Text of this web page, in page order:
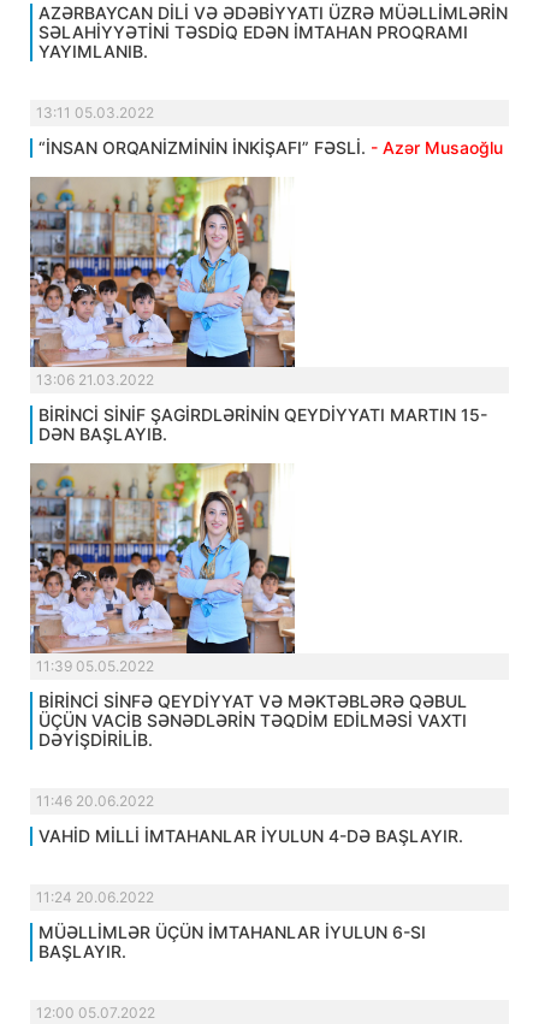
AZƏRBAYCAN DİLİ VƏ ƏDƏBİYYATI ÜZRƏ MÜƏLLİMLƏRİN
SƏLAHİYYƏTİNİ TƏSDİQ EDƏN İMTAHAN PROQRAMI
YAYIMLANIB.
13:11 05.03.2022
“İNSAN ORQANİZMİNİN İNKİŞAFI” FƏSLİ. - Azər Musaoğlu
13:06 21.03.2022
BİRİNCİ SİNİF ŞAGİRDLƏRİNİN QEYDİYYATI MARTIN 15-
DƏN BAŞLAYIB.
11:39 05.05.2022
BİRİNCİ SİNFƏ QEYDİYYAT VƏ MƏKTƏBLƏRƏ QƏBUL
ÜÇÜN VACİB SƏNƏDLƏRİN TƏQDİM EDİLMƏSİ VAXTI
DƏYİŞDİRİLİB.
11:46 20.06.2022
VAHİD MİLLİ İMTAHANLAR İYULUN 4-DƏ BAŞLAYIR.
11:24 20.06.2022
MÜƏLLİMLƏR ÜÇÜN İMTAHANLAR İYULUN 6-SI
BAŞLAYIR.
12:00 05.07.2022